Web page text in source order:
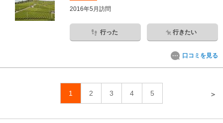
2016年5月訪問
行った 行きたい
口コミを見る
1 2 3 4 5 ＞